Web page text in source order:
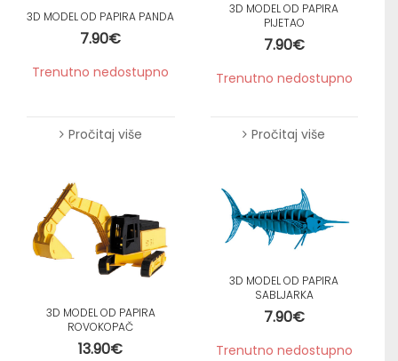
3D MODEL OD PAPIRA PANDA
7.90€
Trenutno nedostupno
Pročitaj više
3D MODEL OD PAPIRA
PIJETAO
7.90€
Trenutno nedostupno
Pročitaj više
3D MODEL OD PAPIRA
ROVOKOPAČ
13.90€
3D MODEL OD PAPIRA
SABLJARKA
7.90€
Trenutno nedostupno